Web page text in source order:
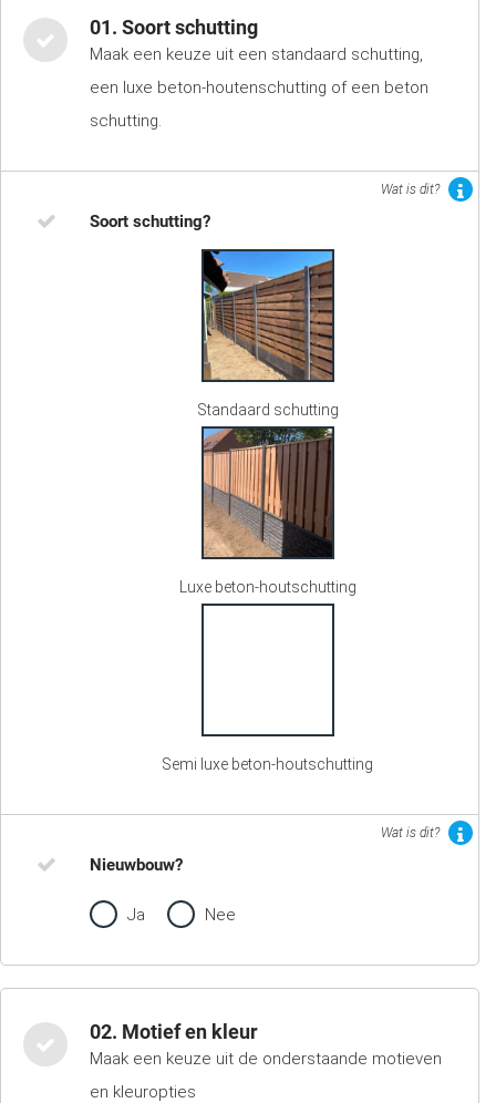
01. Soort schutting
Maak een keuze uit een standaard schutting,
een luxe beton-houtenschutting of een beton
schutting.
Wat is dit?
Soort schutting?
Standaard schutting
Luxe beton-houtschutting
Semi luxe beton-houtschutting
Wat is dit?
Nieuwbouw?
Ja Nee
02. Motief en kleur
Maak een keuze uit de onderstaande motieven
en kleuropties